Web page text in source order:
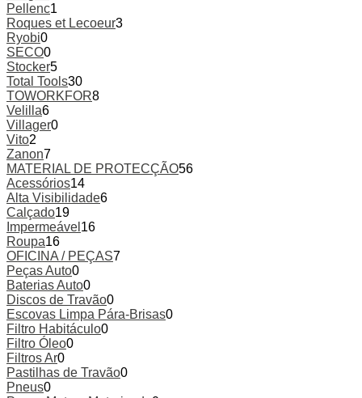
Pellenc1
Roques et Lecoeur3
Ryobi0
SECO0
Stocker5
Total Tools30
TOWORKFOR8
Velilla6
Villager0
Vito2
Zanon7
MATERIAL DE PROTECÇÃO56
Acessórios14
Alta Visibilidade6
Calçado19
Impermeável 16
Roupa16
OFICINA / PEÇAS7
Peças Auto0
Baterias Auto0
Discos de Travão0
Escovas Limpa Pára-Brisas0
Filtro Habitáculo0
Filtro Óleo0
Filtros Ar0
Pastilhas de Travão0
Pneus0